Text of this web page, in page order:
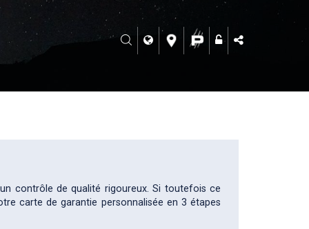
contrôle de qualité rigoureux. Si toutefois ce
carte de garantie personnalisée en 3 étapes